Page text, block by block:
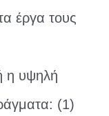
έργα τους
η υψηλή
(1)